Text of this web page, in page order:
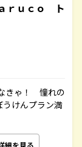
ｒｕｃｏ ト
きゃ！ 憧れの
けんプラン満
細を見る